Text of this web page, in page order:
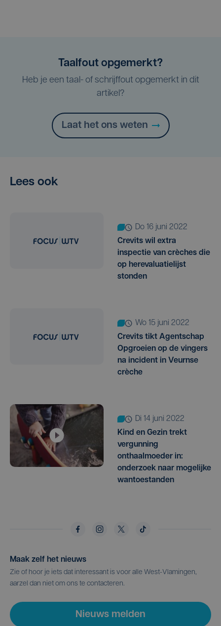
Taalfout opgemerkt?
Heb je een taal- of schrijffout opgemerkt in dit
artikel?
Laat het ons weten
Lees ook
do 16 juni 2022
Crevits wil extra
inspectie van crèches die
op herevaluatielijst
stonden
wo 15 juni 2022
Crevits tikt Agentschap
Opgroeien op de vingers
na incident in Veurnse
crèche
di 14 juni 2022
Kind en Gezin trekt
vergunning
onthaalmoeder in:
onderzoek naar mogelijke
wantoestanden
Maak zelf het nieuws
Zie of hoor je iets dat interessant is voor alle West-Vlamingen,
aarzel dan niet om ons te contacteren.
Nieuws melden